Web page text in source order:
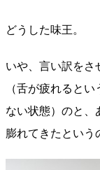
どうした味王。
いや、言い訳をさ
（舌が疲れると
ない状態）のと、
膨れてきたという